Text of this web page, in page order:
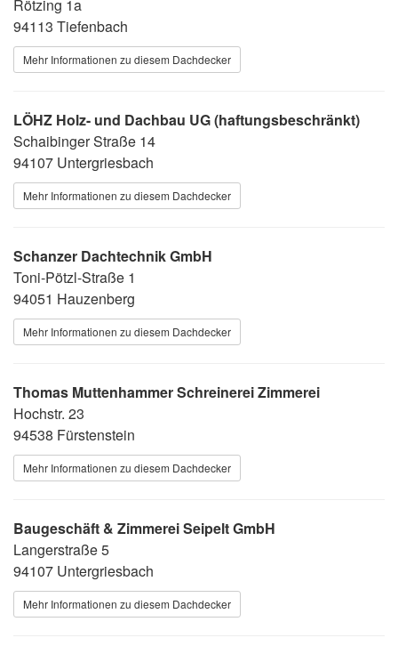
Rötzing 1a
94113 Tiefenbach
Mehr Informationen zu diesem Dachdecker
LÖHZ Holz- und Dachbau UG (haftungsbeschränkt)
Schaibinger Straße 14
94107 Untergriesbach
Mehr Informationen zu diesem Dachdecker
Schanzer Dachtechnik GmbH
Toni-Pötzl-Straße 1
94051 Hauzenberg
Mehr Informationen zu diesem Dachdecker
Thomas Muttenhammer Schreinerei Zimmerei
Hochstr. 23
94538 Fürstenstein
Mehr Informationen zu diesem Dachdecker
Baugeschäft & Zimmerei Seipelt GmbH
Langerstraße 5
94107 Untergriesbach
Mehr Informationen zu diesem Dachdecker